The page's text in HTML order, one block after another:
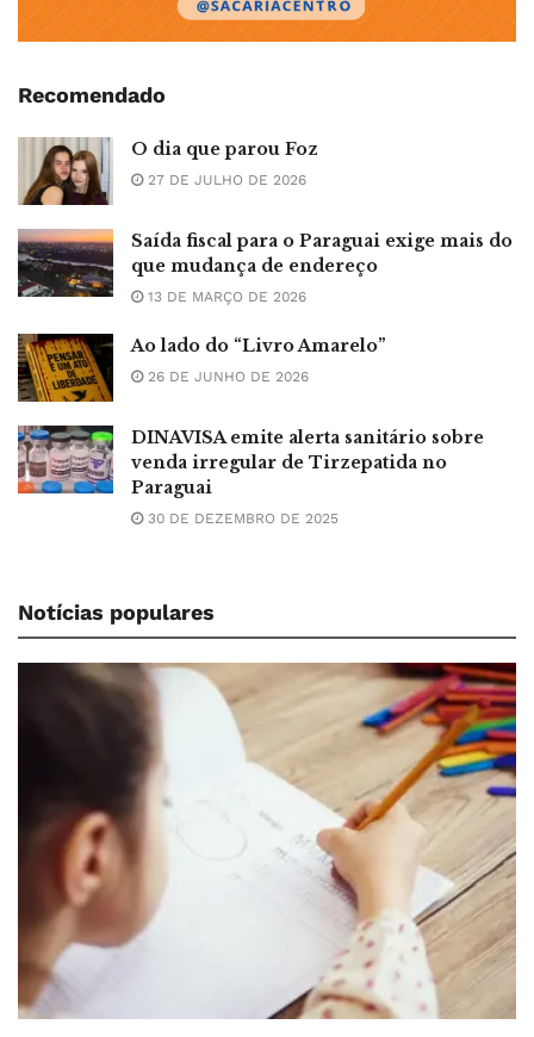
Recomendado
O dia que parou Foz
27 DE JULHO DE 2026
Saída fiscal para o Paraguai exige mais do
que mudança de endereço
13 DE MARÇO DE 2026
Ao lado do “Livro Amarelo”
26 DE JUNHO DE 2026
DINAVISA emite alerta sanitário sobre
venda irregular de Tirzepatida no
Paraguai
30 DE DEZEMBRO DE 2025
Notícias populares